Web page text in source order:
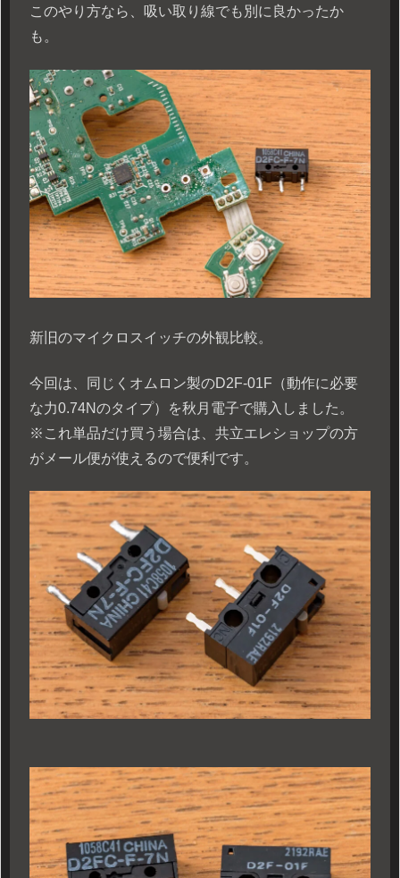
このやり方なら、吸い取り線でも別に良かったか
も。
新旧のマイクロスイッチの外観比較。
今回は、同じくオムロン製のD2F-01F（動作に必要
な力0.74Nのタイプ）を秋月電子で購入しました。
※これ単品だけ買う場合は、共立エレショップの方
がメール便が使えるので便利です。